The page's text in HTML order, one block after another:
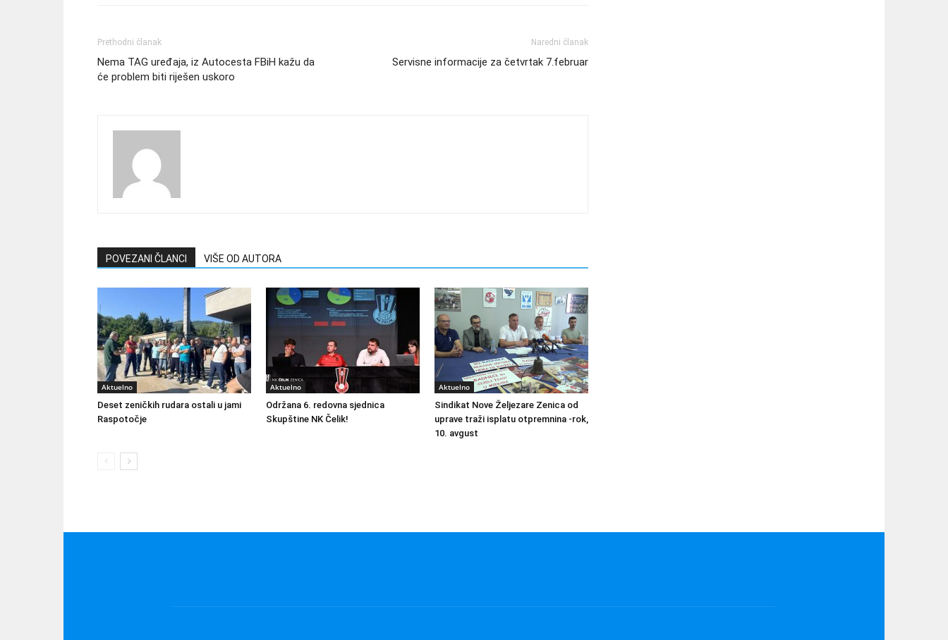
Prethodni članak
Nema TAG uređaja, iz Autocesta FBiH kažu da
će problem biti riješen uskoro
Naredni članak
Servisne informacije za četvrtak 7.februar
POVEZANI ČLANCI VIŠE OD AUTORA
Aktuelno
Deset zeničkih rudara ostali u jami
Raspotočje
Aktuelno
Održana 6. redovna sjednica
Skupštine NK Čelik!
Aktuelno
Sindikat Nove Željezare Zenica od
uprave traži isplatu otpremnina -rok,
10. avgust